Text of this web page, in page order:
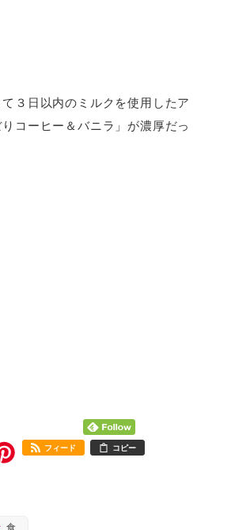
３日以内のミルクを使用したア
コーヒー＆バニラ」が濃厚だっ
フィード コピー
食